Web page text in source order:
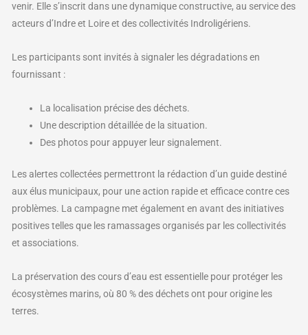
venir. Elle s’inscrit dans une dynamique constructive, au service des
acteurs d’Indre et Loire et des collectivités Indroligériens.
Les participants sont invités à signaler les dégradations en
fournissant :
La localisation précise des déchets.
Une description détaillée de la situation.
Des photos pour appuyer leur signalement.
Les alertes collectées permettront la rédaction d’un guide destiné
aux élus municipaux, pour une action rapide et efficace contre ces
problèmes. La campagne met également en avant des initiatives
positives telles que les ramassages organisés par les collectivités
et associations.
La préservation des cours d’eau est essentielle pour protéger les
écosystèmes marins, où 80 % des déchets ont pour origine les
terres.